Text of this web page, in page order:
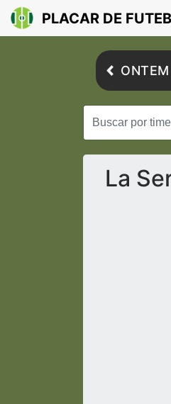
PLACAR DE
ONTEM
La